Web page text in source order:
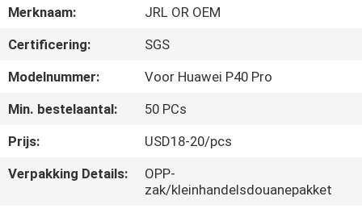
VR-
SHOW
ONS
KWALITEITSCONTROLE
Merknaam:
JRL OR OEM
Certificering:
SGS
Modelnummer:
Voor Huawei P40 Pro
Min. bestelaantal:
50 PCs
Prijs:
USD18-20/pcs
Verpakking Details:
OPP-
zak/kleinhandelsdouanepakket